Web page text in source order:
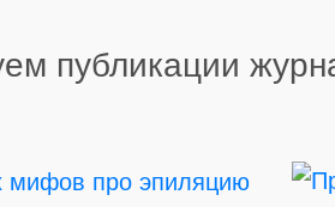
публикации